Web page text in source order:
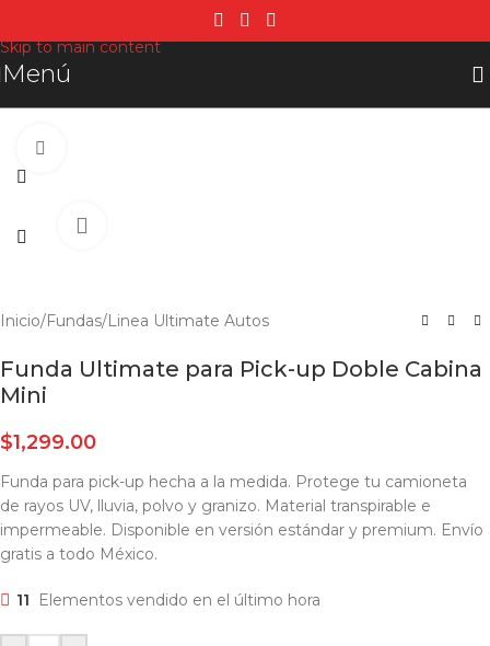
Skip to main content
Menú
Inicio/Fundas/Linea Ultimate Autos
Funda Ultimate para Pick-up Doble Cabina
Mini
$1,299.00
Funda para pick-up hecha a la medida. Protege tu camioneta
de rayos UV, lluvia, polvo y granizo. Material transpirable e
impermeable. Disponible en versión estándar y premium. Envío
gratis a todo México.
11 Elementos vendido en el último hora